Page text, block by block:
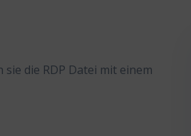
die RDP Datei mit einem